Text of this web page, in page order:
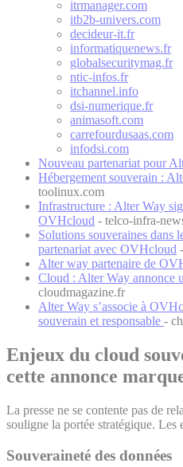
itrmanager.com
itb2b-univers.com
decideur-it.fr
informatiquenews.fr
globalsecuritymag.fr
ntic-infos.fr
itchannel.info
dsi-numerique.fr
animasoft.com
carrefourdusaas.com
infodsi.com
Nouveau partenariat pour
Hébergement souverain :
toolinux.com
Infrastructure : Alter Way
OVHcloud - telco-infra-
Solutions souveraines dans
partenariat avec OVHcloud
Alter way partenaire de
Cloud : Alter Way annonce
cloudmagazine.fr
Alter Way s’associe à
souverain et responsable -
Enjeux du cloud
cette annonce
La presse ne se contente pas de
souligne la portée stratégique. Les
Souveraineté des données